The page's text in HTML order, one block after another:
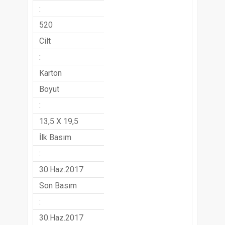
:
520
Cilt
:
Karton
Boyut
:
13,5 X 19,5
İlk Basım
:
30.Haz.2017
Son Basım
:
30.Haz.2017